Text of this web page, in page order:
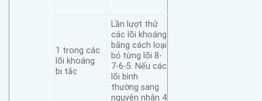
1 trong các
lõi khoáng
bi tắc
Lần lượt thử
các lõi khoáng
bằng cách loại
bỏ từng lõi 8-
7-6-5. Nếu các
lõi bình
thường sang
nguyên nhân 4